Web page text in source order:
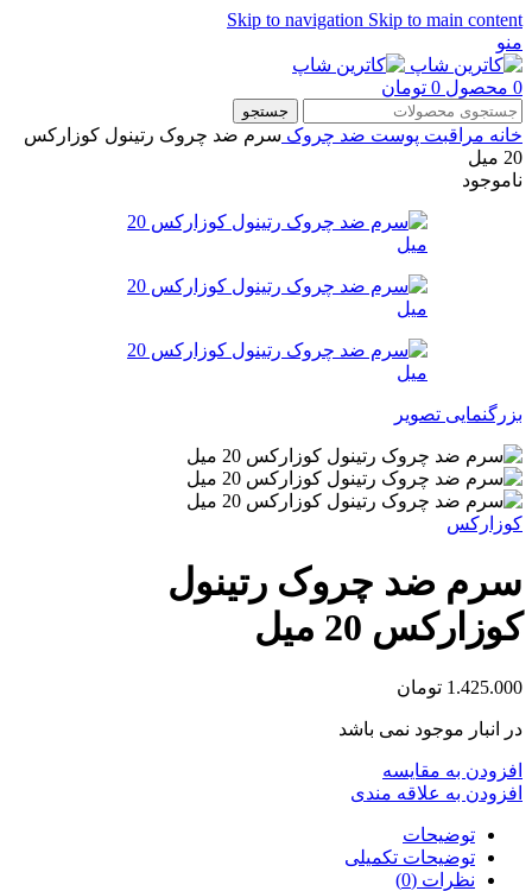
Skip to navigation Skip to main content
منو
0 محصول 0 تومان
جستجو
خانه مراقبت پوست ضد چروک سرم ضد چروک رتینول کوزارکس
20 میل
ناموجود
بزرگنمایی تصویر
کوزارکس
سرم ضد چروک رتینول
کوزارکس 20 میل
1.425.000 تومان
در انبار موجود نمی باشد
افزودن به مقایسه
افزودن به علاقه مندی
توضیحات
توضیحات تکمیلی
نظرات (0)